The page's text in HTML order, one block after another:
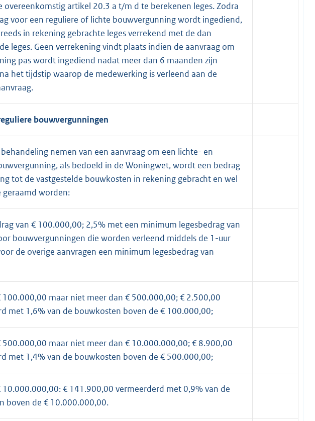
overeenkomstig artikel 20.3 a t/m d te berekenen leges. Zodra
voor een reguliere of lichte bouwvergunning wordt ingediend,
in rekening gebrachte leges verrekend met de dan
leges. Geen verrekening vindt plaats indien de aanvraag om
pas wordt ingediend nadat meer dan 6 maanden zijn
het tijdstip waarop de medewerking is verleend aan de
bouwvergunningen
nemen van een aanvraag om een lichte- en
als bedoeld in de Woningwet, wordt een bedrag
tot de vastgestelde bouwkosten in rekening gebracht en wel
geraamd worden:
van € 100.000,00; 2,5% met een minimum legesbedrag van
bouwvergunningen die worden verleend middels de 1-uur
de overige aanvragen een minimum legesbedrag van
100.000,00 maar niet meer dan € 500.000,00; € 2.500,00
met 1,6% van de bouwkosten boven de € 100.000,00;
500.000,00 maar niet meer dan € 10.000.000,00; € 8.900,00
met 1,4% van de bouwkosten boven de € 500.000,00;
10.000.000,00: € 141.900,00 vermeerderd met 0,9% van de
boven de € 10.000.000,00.